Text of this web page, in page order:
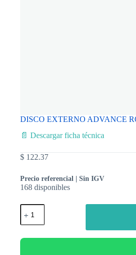
DISCO EXTERNO ADVANCE
📄 Descargar ficha técnica
$ 122.37
Precio referencial | Sin IGV
168 disponibles